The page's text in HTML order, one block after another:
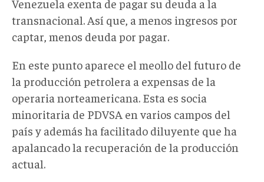
Venezuela exenta de pagar su deuda a la
transnacional. Así que, a menos ingresos por
captar, menos deuda por pagar.
En este punto aparece el meollo del futuro de
la producción petrolera a expensas de la
operaria norteamericana. Esta es socia
minoritaria de PDVSA en varios campos del
país y además ha facilitado diluyente que ha
apalancado la recuperación de la producción
actual.